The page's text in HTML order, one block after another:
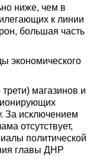
ниже, чем в
к линии
большая часть
экономического
магазинов и
За исключением
отсутствует,
политической
главы ДНР